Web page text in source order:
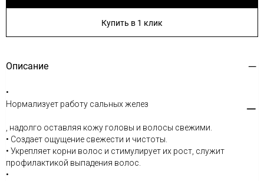
Купить в 1 клик
Описание
•
Нормализует работу сальных желез
, надолго оставляя кожу головы и волосы свежими.
• Создает ощущение свежести и чистоты.
• Укрепляет корни волос и стимулирует их рост, служит
профилактикой выпадения волос.
•